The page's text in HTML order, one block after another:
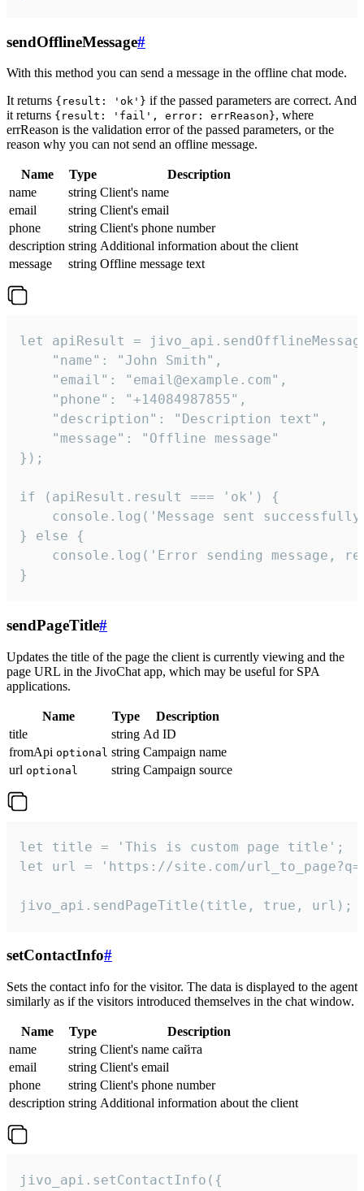
sendOfflineMessage#
With this method you can send a message in the offline chat mode.
It returns {result: 'ok'} if the passed parameters are correct. And
it returns {result: 'fail', error: errReason}, where
errReason is the validation error of the passed parameters, or the
reason why you can not send an offline message.
Name Type
Description
name
string Client's name
email
string Client's email
phone
string Client's phone number
description string Additional information about the client
message
string Offline message text
let apiResult =
    "name": "John Smith",
    "email": "email@example.com",
    "phone": "+14084987855",
    "description": "Description text",
    "message": "Offline message"
});
if (apiResult.result === 'ok') {
console.log('Message sent
} else {
console.log('Error sending message,
}
sendPageTitle#
Updates the title of the page the client is currently viewing and the
page URL in the JivoChat app, which may be useful for SPA
applications.
Name Type
Description
title
string Ad ID
fromApi optional string Campaign name
url optional string Campaign source
let title = 'This is custom page title';
let url = 'https://site.com/
jivo_api.sendPageTitle(title, true, url);
setContactInfo#
Sets the contact info for the visitor. The data is displayed to the agent
similarly as if the visitors introduced themselves in the chat window.
Name Type
Description
name
string Client's name сайта
email
string Client's email
phone
string Client's phone number
description string Additional information about the client
jivo_api.setContactInfo({